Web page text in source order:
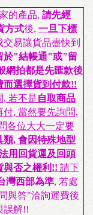
的產品, 請先經
方式後, 一旦下標
交易讓貨品盡快到
於"結帳通"或"留
網拍都是先匯款後
而選擇貨到付款!!
, 若不是自取商品
付, 當然要先詢問,
各位大大一定要
類, 會因特殊地型
用回貨運及回頭
與否之權利!! 請下
灣西部為準, 若處
與答"洽詢運費後
誤解!!